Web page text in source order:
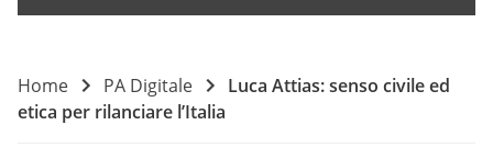
Home PA Digitale
Luca Attias: senso civile ed
etica per rilanciare l’Italia